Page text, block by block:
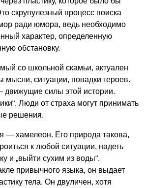
скрупулезный процесс поиска
ради юмора, ведь необходимо
характер, определенную
обстановку.
со школьной скамьи, актуален
мысли, ситуации, повадки героев.
движущие силы этой истории.
Люди от страха могут принимать
решения.
— хамелеон. Его природа такова,
к любой ситуации, надеть
и „выйти сухим из воды“.
привычного языка, он выдает
тела. Он двуличен, хотя